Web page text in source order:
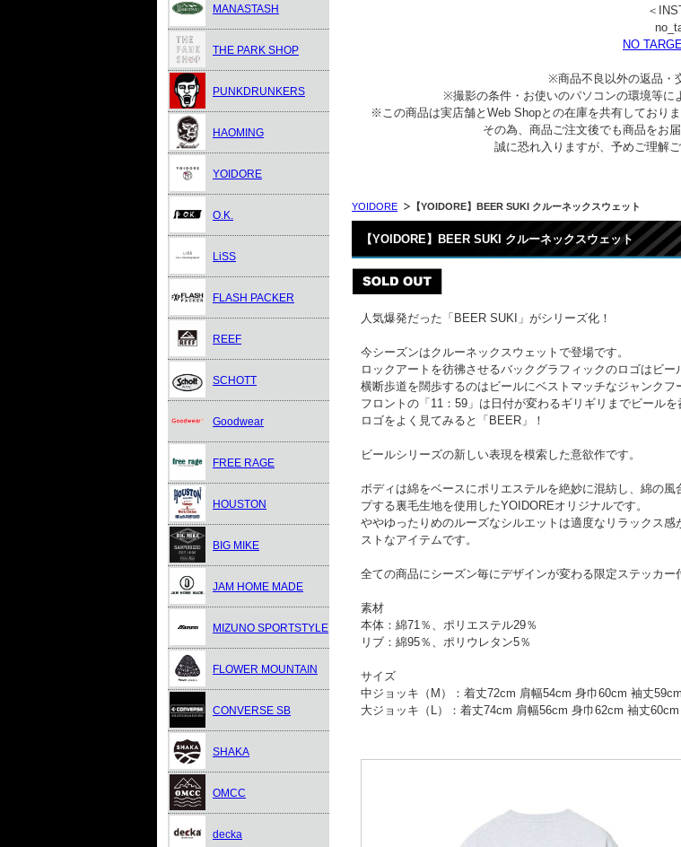
＜
NO
※商品不良以外の返品・
※撮影の条件・お使いのパソコンの環境等に
※この商品は実店舗とWeb Shopとの在庫を共有しており
その為、商品ご注文後でも商品をお
誠に恐れ入りますが、予めご理解
YOIDORE 【YOIDORE】BEER SUKI クルーネックスウェット
【YOIDORE】BEER SUKI クルーネックスウェット
人気爆発だった「BEER SUKI」がシリーズ化！
今シーズンはクルーネックスウェットで登場です。
ロックアートを彷彿させるバックグラフィックのロゴはビー
横断歩道を闊歩するのはビールにベストマッチなジャンクフ
フロントの「11：59」は日付が変わるギリギリまでビールを
ロゴをよく見てみると「BEER」！
ビールシリーズの新しい表現を模索した意欲作です。
ボディは綿をベースにポリエステルを絶妙に混紡し、綿の
プする裏毛生地を使用したYOIDOREオリジナルです。
ややゆったりめのルーズなシルエットは適度なリラックス
ストなアイテムです。
全ての商品にシーズン毎にデザインが変わる限定ステッカー
素材
本体：綿71％、ポリエステル29％
リブ：綿95％、ポリウレタン5％
サイズ
中ジョッキ（M）：着丈72cm 肩幅54cm 身巾60cm 袖丈59cm
大ジョッキ（L）：着丈74cm 肩幅56cm 身巾62cm 袖丈60cm
MANASTASH
THE PARK SHOP
PUNKDRUNKERS
HAOMING
YOIDORE
O.K.
LiSS
FLASH PACKER
REEF
SCHOTT
Goodwear
FREE RAGE
HOUSTON
BIG MIKE
JAM HOME MADE
MIZUNO SPORTSTYLE
FLOWER MOUNTAIN
CONVERSE SB
SHAKA
OMCC
decka